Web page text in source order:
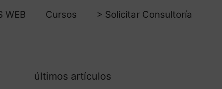
WEB Cursos > Solicitar Consultoría
últimos artículos